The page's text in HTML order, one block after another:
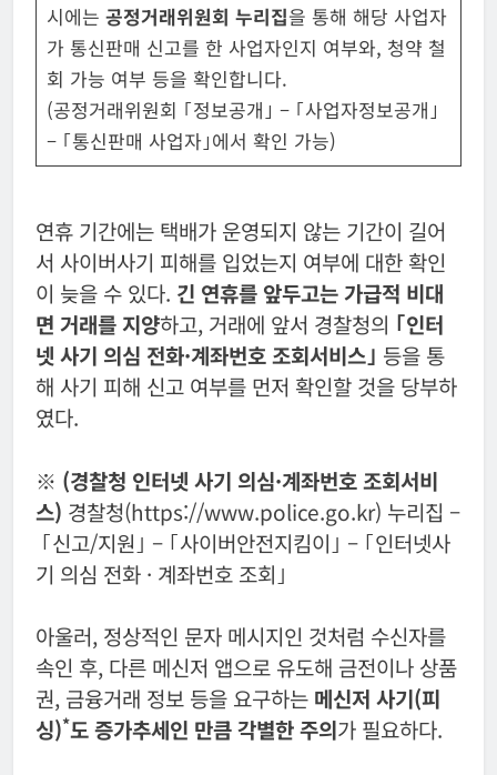
시에는 공정거래위원회 누리집을 통해 해당 사업자
가 통신판매 신고를 한 사업자인지 여부와, 청약 철
회 가능 여부 등을 확인합니다.
(공정거래위원회 ｢정보공개｣ – ｢사업자정보공개｣
– ｢통신판매 사업자｣에서 확인 가능)
연휴 기간에는 택배가 운영되지 않는 기간이 길어
서 사이버사기 피해를 입었는지 여부에 대한 확인
이 늦을 수 있다. 긴 연휴를 앞두고는 가급적 비대
면 거래를 지양하고, 거래에 앞서 경찰청의 ｢인터
넷 사기 의심 전화·계좌번호 조회서비스｣ 등을 통
해 사기 피해 신고 여부를 먼저 확인할 것을 당부하
였다.
※ (경찰청 인터넷 사기 의심·계좌번호 조회서비
스) 경찰청(https://www.police.go.kr) 누리집 –
｢신고/지원｣ – ｢사이버안전지킴이｣ – ｢인터넷사
기 의심 전화 · 계좌번호 조회｣
아울러, 정상적인 문자 메시지인 것처럼 수신자를
속인 후, 다른 메신저 앱으로 유도해 금전이나 상품
권, 금융거래 정보 등을 요구하는 메신저 사기(피
싱)*도 증가추세인 만큼 각별한 주의가 필요하다.